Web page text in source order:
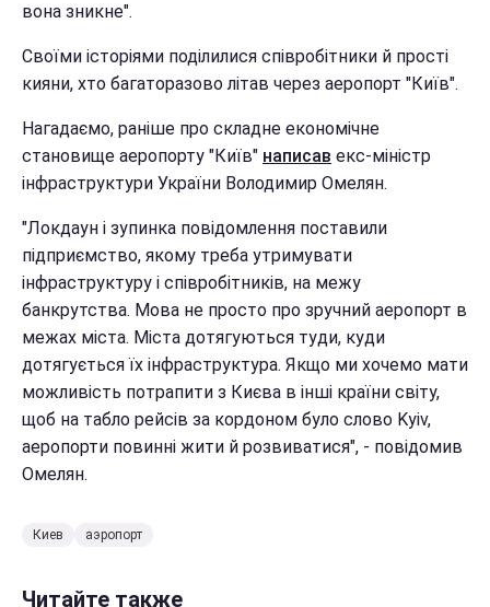
вона зникне".
Своїми історіями поділилися співробітники й прості
кияни, хто багаторазово літав через аеропорт "Київ".
Нагадаємо, раніше про складне економічне
становище аеропорту "Київ" написав екс-міністр
інфраструктури України Володимир Омелян.
"Локдаун і зупинка повідомлення поставили
підприємство, якому треба утримувати
інфраструктуру і співробітників, на межу
банкрутства. Мова не просто про зручний аеропорт в
межах міста. Міста дотягуються туди, куди
дотягується їх інфраструктура. Якщо ми хочемо мати
можливість потрапити з Києва в інші країни світу,
щоб на табло рейсів за кордоном було слово Kyiv,
аеропорти повинні жити й розвиватися", - повідомив
Омелян.
Киев аэропорт
Читайте также